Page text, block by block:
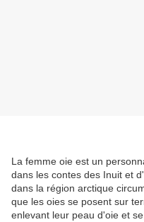
La femme oie est un
dans les contes des Inuit et
dans la région arctique
que les oies se posent sur
enlevant leur peau d'oie et